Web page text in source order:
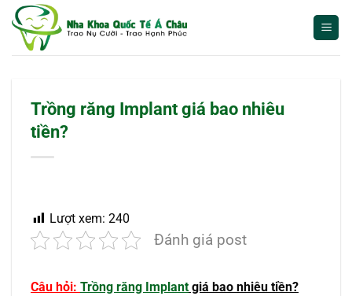
qua
Trồng răng Implant giá bao nhiêu
tiền?
Lượt xem: 240
Đánh giá post
Câu hỏi: Trồng răng Implant giá bao nhiêu tiền?